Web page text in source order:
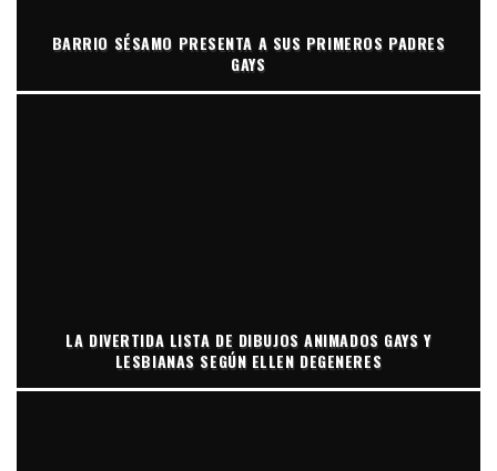
BARRIO SÉSAMO PRESENTA A SUS PRIMEROS PADRES
GAYS
LA DIVERTIDA LISTA DE DIBUJOS ANIMADOS GAYS Y
LESBIANAS SEGÚN ELLEN DEGENERES